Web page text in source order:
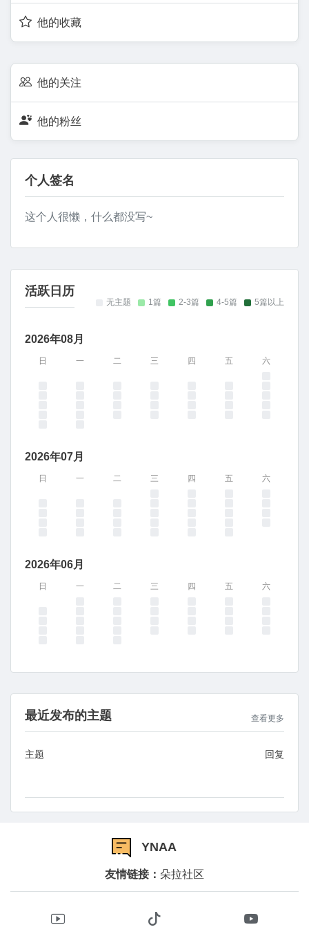
他的收藏
他的关注
他的粉丝
个人签名
这个人很懒，什么都没写~
活跃日历
无主题 1篇 2-3篇 4-5篇 5篇以上
2026年08月
日 一 二 三 四 五 六
2026年07月
日 一 二 三 四 五 六
2026年06月
日 一 二 三 四 五 六
最近发布的主题 查看更多
主题 回复
YNAA
友情链接： 朵拉社区